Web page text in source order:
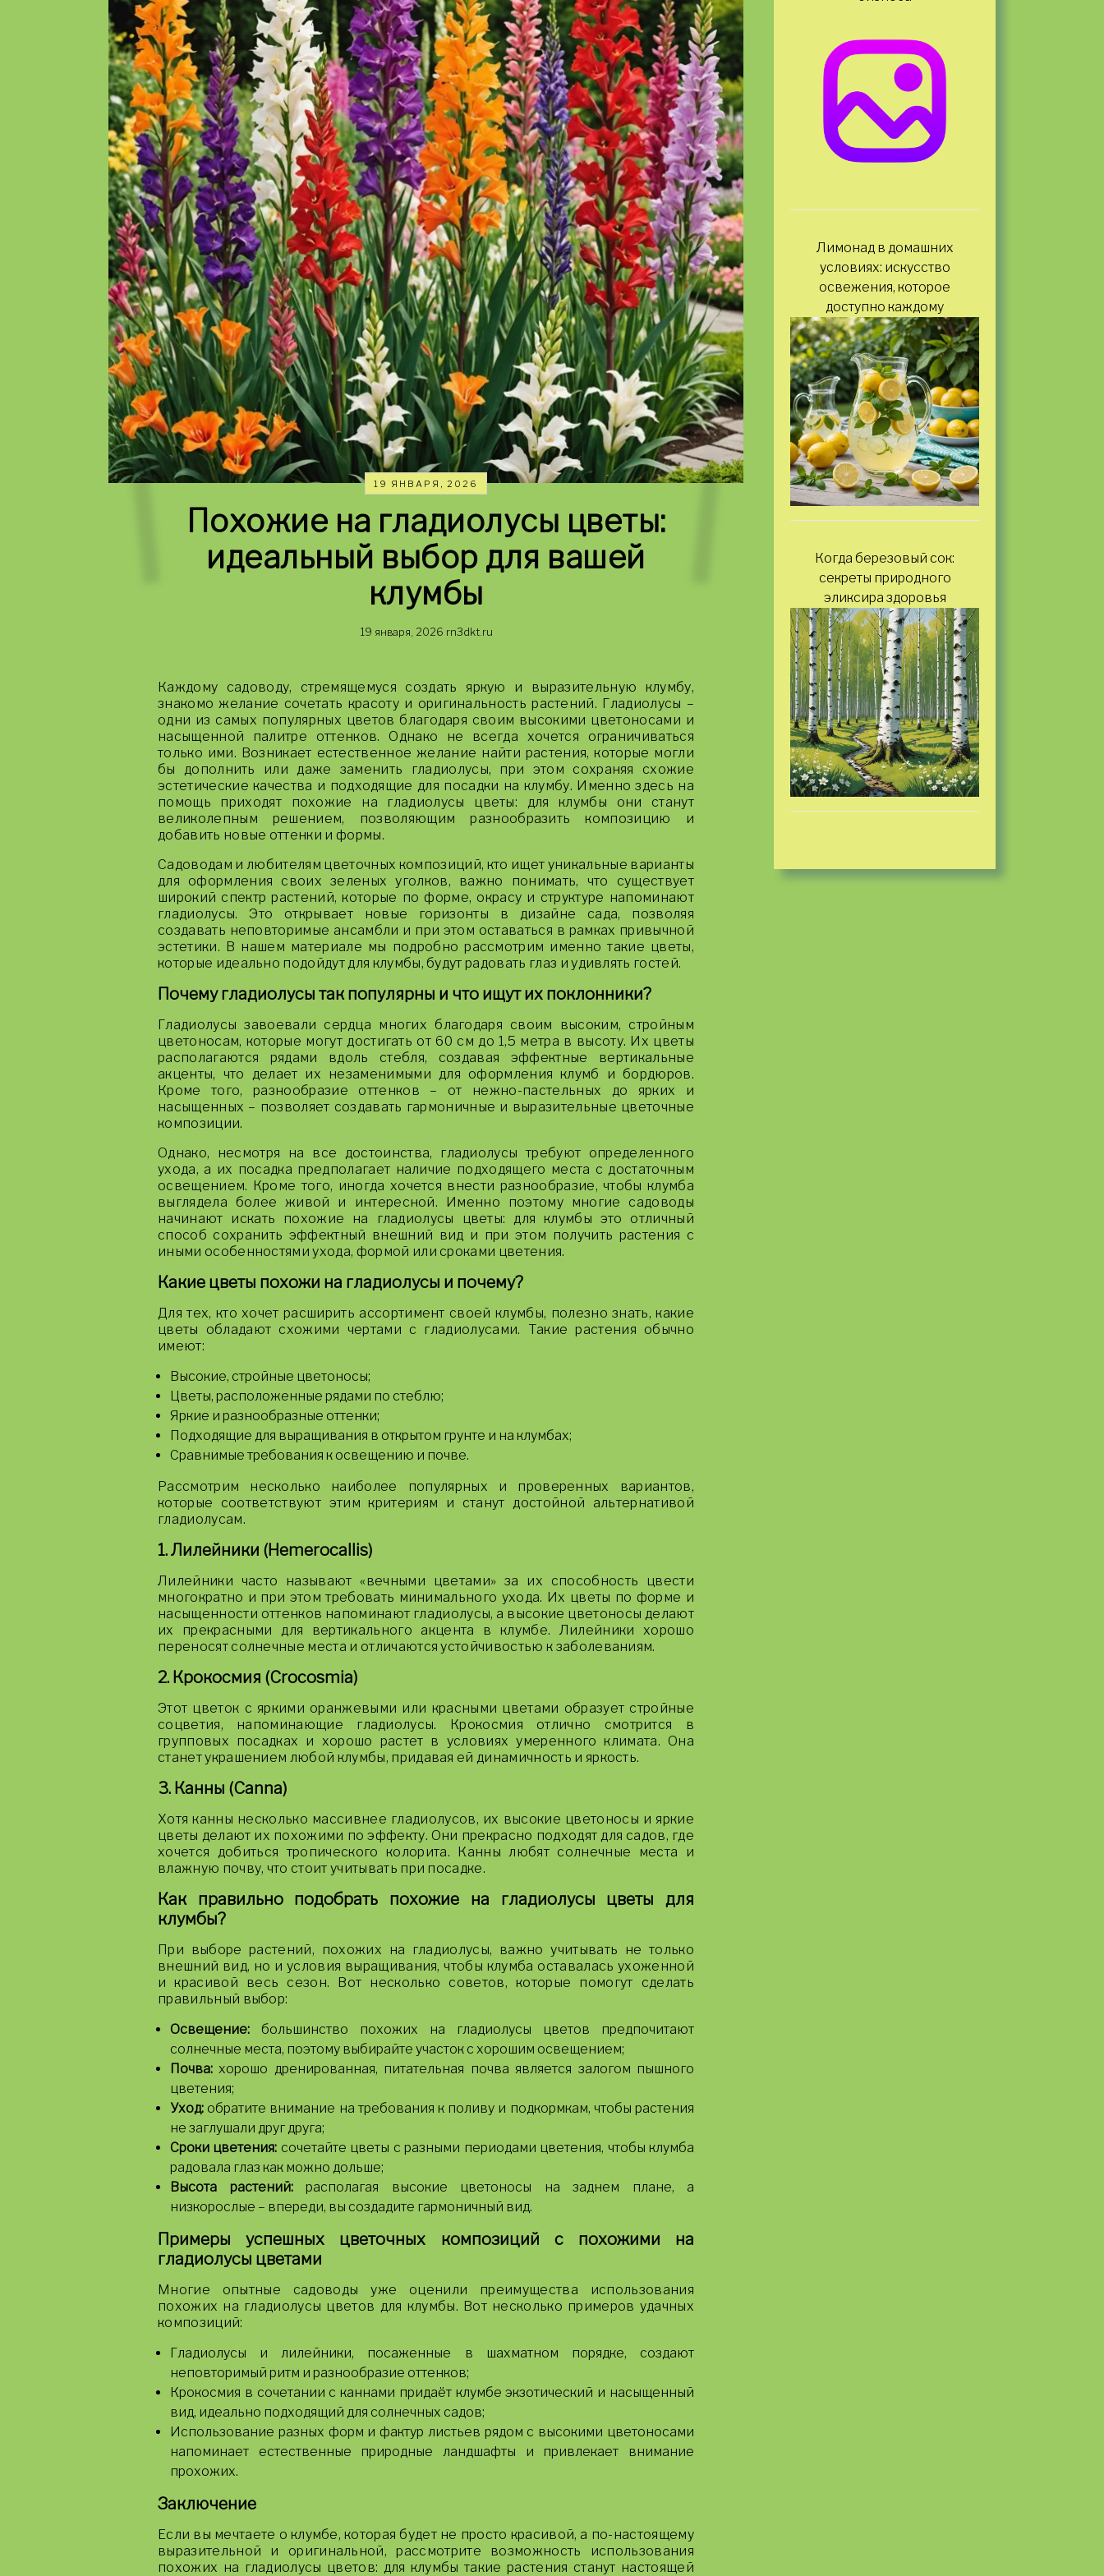
19 ЯНВАРЯ, 2026
Похожие на гладиолусы цветы:
идеальный выбор для вашей
клумбы
19 января, 2026 rn3dkt.ru
Каждому садоводу, стремящемуся создать яркую и выразительную клумбу,
знакомо желание сочетать красоту и оригинальность растений. Гладиолусы –
одни из самых популярных цветов благодаря своим высокими цветоносами и
насыщенной палитре оттенков. Однако не всегда хочется ограничиваться
только ими. Возникает естественное желание найти растения, которые могли
бы дополнить или даже заменить гладиолусы, при этом сохраняя схожие
эстетические качества и подходящие для посадки на клумбу. Именно здесь на
помощь приходят похожие на гладиолусы цветы: для клумбы они станут
великолепным решением, позволяющим разнообразить композицию и
добавить новые оттенки и формы.
Садоводам и любителям цветочных композиций, кто ищет уникальные варианты
для оформления своих зеленых уголков, важно понимать, что существует
широкий спектр растений, которые по форме, окрасу и структуре напоминают
гладиолусы. Это открывает новые горизонты в дизайне сада, позволяя
создавать неповторимые ансамбли и при этом оставаться в рамках привычной
эстетики. В нашем материале мы подробно рассмотрим именно такие цветы,
которые идеально подойдут для клумбы, будут радовать глаз и удивлять гостей.
Почему гладиолусы так популярны и что ищут их поклонники?
Гладиолусы завоевали сердца многих благодаря своим высоким, стройным
цветоносам, которые могут достигать от 60 см до 1,5 метра в высоту. Их цветы
располагаются рядами вдоль стебля, создавая эффектные вертикальные
акценты, что делает их незаменимыми для оформления клумб и бордюров.
Кроме того, разнообразие оттенков – от нежно-пастельных до ярких и
насыщенных – позволяет создавать гармоничные и выразительные цветочные
композиции.
Однако, несмотря на все достоинства, гладиолусы требуют определенного
ухода, а их посадка предполагает наличие подходящего места с достаточным
освещением. Кроме того, иногда хочется внести разнообразие, чтобы клумба
выглядела более живой и интересной. Именно поэтому многие садоводы
начинают искать похожие на гладиолусы цветы: для клумбы это отличный
способ сохранить эффектный внешний вид и при этом получить растения с
иными особенностями ухода, формой или сроками цветения.
Какие цветы похожи на гладиолусы и почему?
Для тех, кто хочет расширить ассортимент своей клумбы, полезно знать, какие
цветы обладают схожими чертами с гладиолусами. Такие растения обычно
имеют:
Высокие, стройные цветоносы;
Цветы, расположенные рядами по стеблю;
Яркие и разнообразные оттенки;
Подходящие для выращивания в открытом грунте и на клумбах;
Сравнимые требования к освещению и почве.
Рассмотрим несколько наиболее популярных и проверенных вариантов,
которые соответствуют этим критериям и станут достойной альтернативой
гладиолусам.
1. Лилейники (Hemerocallis)
Лилейники часто называют «вечными цветами» за их способность цвести
многократно и при этом требовать минимального ухода. Их цветы по форме и
насыщенности оттенков напоминают гладиолусы, а высокие цветоносы делают
их прекрасными для вертикального акцента в клумбе. Лилейники хорошо
переносят солнечные места и отличаются устойчивостью к заболеваниям.
2. Крокосмия (Crocosmia)
Этот цветок с яркими оранжевыми или красными цветами образует стройные
соцветия, напоминающие гладиолусы. Крокосмия отлично смотрится в
групповых посадках и хорошо растет в условиях умеренного климата. Она
станет украшением любой клумбы, придавая ей динамичность и яркость.
3. Канны (Canna)
Хотя канны несколько массивнее гладиолусов, их высокие цветоносы и яркие
цветы делают их похожими по эффекту. Они прекрасно подходят для садов, где
хочется добиться тропического колорита. Канны любят солнечные места и
влажную почву, что стоит учитывать при посадке.
Как правильно подобрать похожие на гладиолусы цветы для
клумбы?
При выборе растений, похожих на гладиолусы, важно учитывать не только
внешний вид, но и условия выращивания, чтобы клумба оставалась ухоженной
и красивой весь сезон. Вот несколько советов, которые помогут сделать
правильный выбор:
Освещение: большинство похожих на гладиолусы цветов предпочитают
солнечные места, поэтому выбирайте участок с хорошим освещением;
Почва: хорошо дренированная, питательная почва является залогом пышного
цветения;
Уход: обратите внимание на требования к поливу и подкормкам, чтобы растения
не заглушали друг друга;
Сроки цветения: сочетайте цветы с разными периодами цветения, чтобы клумба
радовала глаз как можно дольше;
Высота растений:располагая высокие цветоносы на заднем плане, а
низкорослые – впереди, вы создадите гармоничный вид.
Примеры успешных цветочных композиций с похожими на
гладиолусы цветами
Многие опытные садоводы уже оценили преимущества использования
похожих на гладиолусы цветов для клумбы. Вот несколько примеров удачных
композиций:
Гладиолусы и лилейники, посаженные в шахматном порядке, создают
неповторимый ритм и разнообразие оттенков;
Крокосмия в сочетании с каннами придаёт клумбе экзотический и насыщенный
вид, идеально подходящий для солнечных садов;
Использование разных форм и фактур листьев рядом с высокими цветоносами
напоминает естественные природные ландшафты и привлекает внимание
прохожих.
Заключение
Если вы мечтаете о клумбе, которая будет не просто красивой, а по-настоящему
выразительной и оригинальной, рассмотрите возможность использования
похожих на гладиолусы цветов: для клумбы такие растения станут настоящей
Лимонад в домашних
условиях: искусство
освежения, которое
доступно каждому
Когда березовый сок:
секреты природного
эликсира здоровья